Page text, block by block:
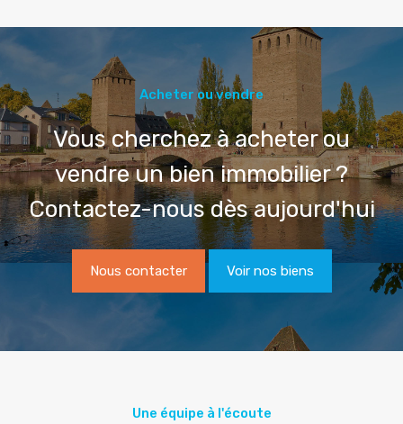
Acheter ou vendre
Vous cherchez à acheter ou
vendre un bien immobilier ?
Contactez-nous dès aujourd'hui
Nous contacter Voir nos biens
Une équipe à l'écoute